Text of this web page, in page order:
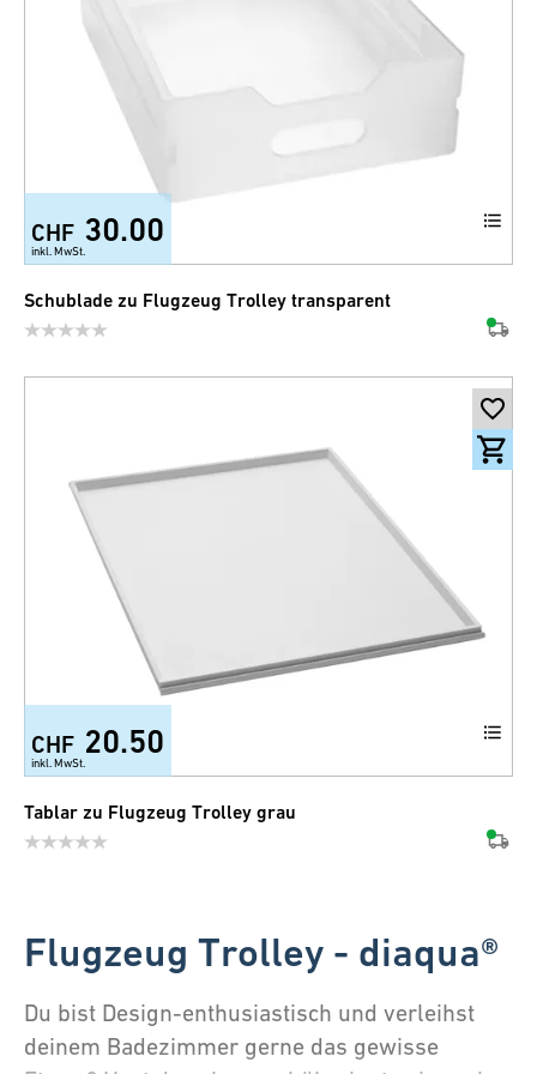
CHF 30.00
inkl. MwSt.
Schublade zu Flugzeug Trolley transparent
CHF 20.50
inkl. MwSt.
Tablar zu Flugzeug Trolley grau
Flugzeug Trolley - diaqua®
Du bist Design-enthusiastisch und verleihst
deinem Badezimmer gerne das gewisse